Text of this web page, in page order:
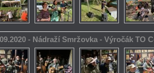
- Nádraží Smržovka - Výročák TO